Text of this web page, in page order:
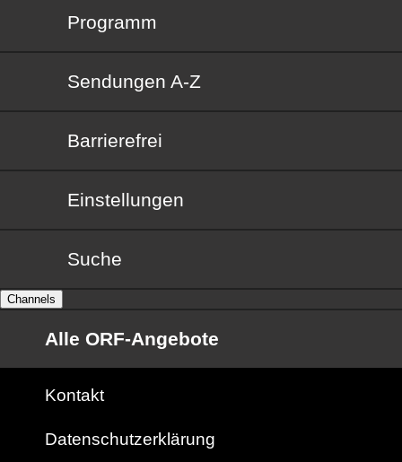
Programm
Sendungen von A bis Z
Sendungen A-Z
Barrierefrei
Barrierefrei
Einstellungen
Suche
Channels
Alle ORF-Angebote
Kontakt
Datenschutzerklärung